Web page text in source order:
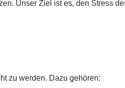
Unser Ziel ist es, den Stress
zu werden. Dazu gehören: